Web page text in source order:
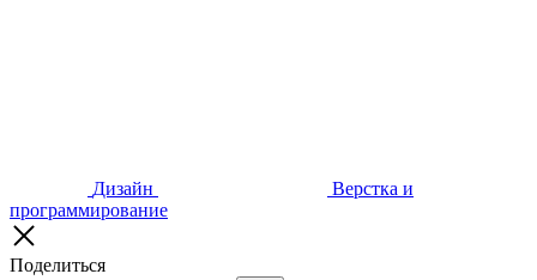
Дизайн
Верстка и
программирование
Поделиться